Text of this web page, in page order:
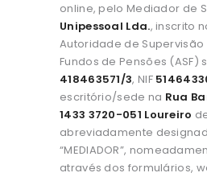
online, pelo Mediador de
Unipessoal Lda., inscrito
Autoridade de Supervisão
Fundos de Pensões (ASF)
418463571/3, NIF
escritório/sede na Rua
1433 3720-051 Loureiro
abreviadamente
“MEDIADOR”,
através dos formulários,